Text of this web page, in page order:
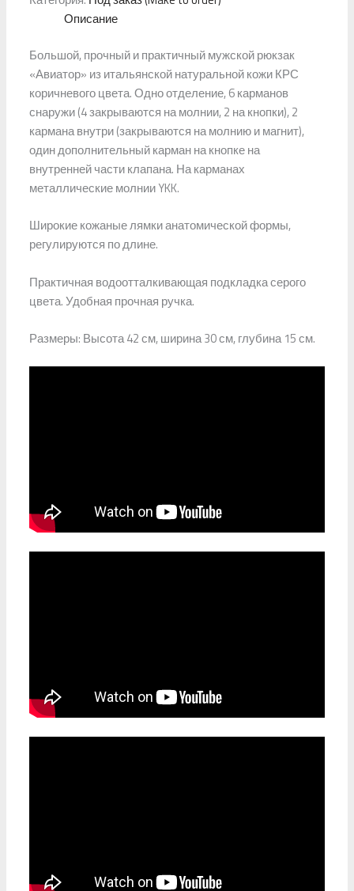
Описание
Большой, прочный и практичный мужской рюкзак
«Авиатор» из итальянской натуральной кожи КРС
коричневого цвета. Одно отделение, 6 карманов
снаружи (4 закрываются на молнии, 2 на кнопки), 2
кармана внутри (закрываются на молнию и магнит),
один дополнительный карман на кнопке на
внутренней части клапана. На карманах
металлические молнии YKK.
Широкие кожаные лямки анатомической формы,
регулируются по длине.
Практичная водоотталкивающая подкладка серого
цвета. Удобная прочная ручка.
Размеры: Высота 42 см, ширина 30 см, глубина 15 см.